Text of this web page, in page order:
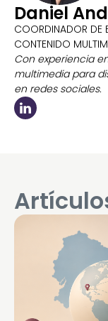
Daniel
COORDINADOR DE
CONTENIDO
Con experiencia
multimedia para
en redes sociales.